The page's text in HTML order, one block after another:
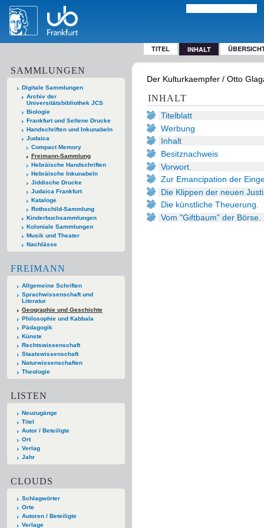
TITEL INHALT
SAMMLUNGEN
Digitale Sammlungen
Archiv der
Universitätsbibliothek JCS
Biologie
Frankfurt und Seltene Drucke
Handschriften und Inkunabeln
Judaica
Compact Memory
Freimann-Sammlung
Hebräische Handschriften
Hebräische Inkunabeln
Jiddische Drucke
Judaica Frankfurt
Kataloge
Rothschild-Sammlung
Kinderbuchsammlungen
Koloniale Sammlungen
Musik und Theater
Nachlässe
FREIMANN
Allgemeine Schriften
Sprachwissenschaft und
Literatur
Geographie und Geschichte
Philosophie und Kabbala
Pädagogik
Künste
Rechtswissenschaft
Staatswissenschaft
Naturwissenschaften
Theologie
LISTEN
Neuzugänge
Titel
Autor / Beteiligte
Ort
Verlag
Jahr
CLOUDS
Schlagwörter
Orte
Autoren / Beteiligte
Verlage
Der Kulturkaempfer / Otto
INHALT
Titelblatt
Werbung
Inhalt
Besitznachweis
Vorwort.
Zur Emancipation der
Die Klippen der neuen
Die künstliche Theuerung.
Vom "Giftbaum" der Börse.